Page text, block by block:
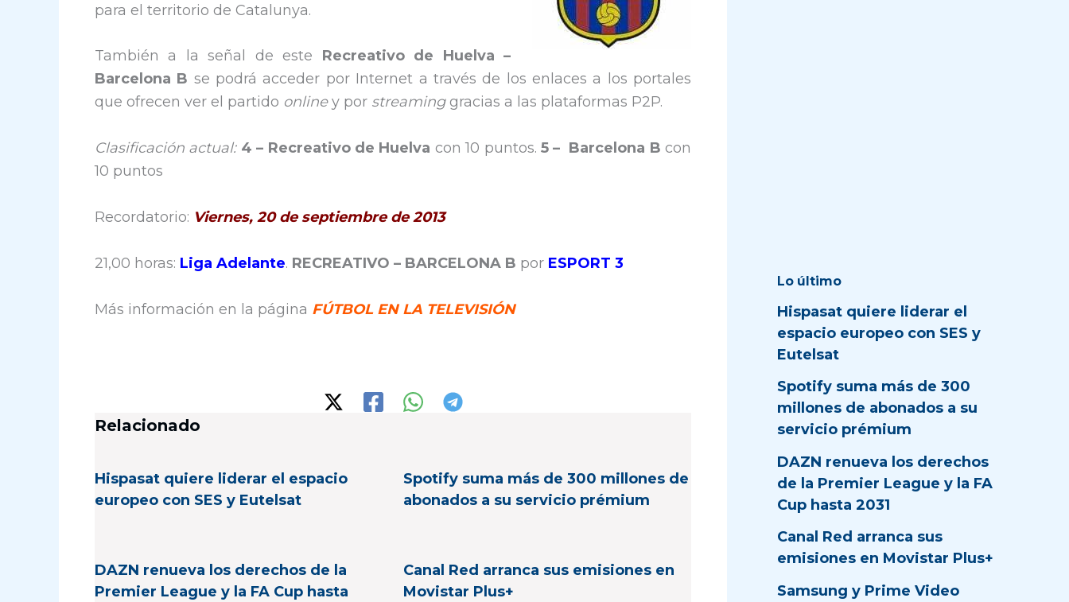
para el territorio de Catalunya.
También a la señal de este Recreativo de Huelva –
Barcelona B se podrá acceder por Internet a través de los enlaces a los portales
que ofrecen ver el partido onliney por streaminggracias a las plataformas P2P.
Clasificación actual: 4 – Recreativo de Huelva con 10 puntos.5 – Barcelona B con
10 puntos
Recordatorio: Viernes, 20 de septiembre de 2013
21,00 horas: Liga Adelante. RECREATIVO – BARCELONA B por ESPORT 3
Más información en la página FÚTBOL EN LA TELEVISIÓN
Relacionado
Hispasat quiere liderar el espacio
europeo con SES y Eutelsat
Spotify suma más de 300 millones de
abonados a su servicio prémium
DAZN renueva los derechos de la
Premier League y la FA Cup hasta
Canal Red arranca sus emisiones en
Movistar Plus+
Lo último
Hispasat quiere liderar el
espacio europeo con SES y
Eutelsat
Spotify suma más de 300
millones de abonados a su
servicio prémium
DAZN renueva los derechos
de la Premier League y la FA
Cup hasta 2031
Canal Red arranca sus
emisiones en Movistar Plus+
Samsung y Prime Video